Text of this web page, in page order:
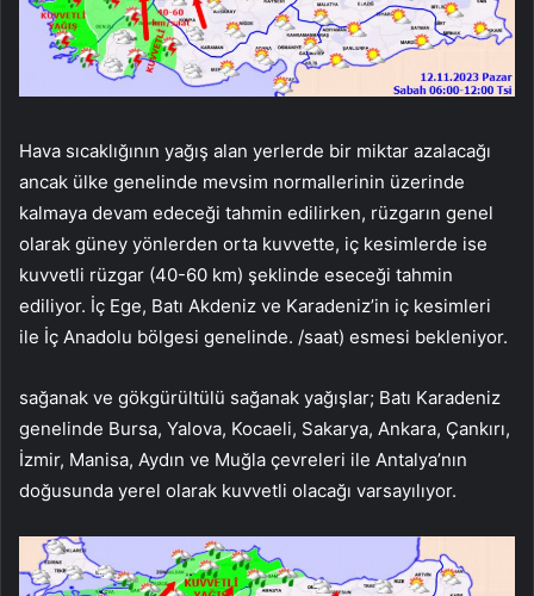
Hava sıcaklığının yağış alan yerlerde bir miktar azalacağı
ancak ülke genelinde mevsim normallerinin üzerinde
kalmaya devam edeceği tahmin edilirken, rüzgarın genel
olarak güney yönlerden orta kuvvette, iç kesimlerde ise
kuvvetli rüzgar (40-60 km) şeklinde eseceği tahmin
ediliyor. İç Ege, Batı Akdeniz ve Karadeniz’in iç kesimleri
ile İç Anadolu bölgesi genelinde. /saat) esmesi bekleniyor.
sağanak ve gökgürültülü sağanak yağışlar; Batı Karadeniz
genelinde Bursa, Yalova, Kocaeli, Sakarya, Ankara, Çankırı,
İzmir, Manisa, Aydın ve Muğla çevreleri ile Antalya’nın
doğusunda yerel olarak kuvvetli olacağı varsayılıyor.